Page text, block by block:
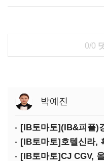
0/0
박예진